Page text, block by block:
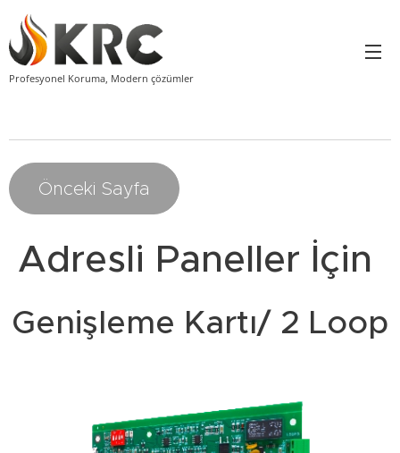
Profesyonel Koruma, Modern çözümler
Önceki Sayfa
Adresli Paneller İçin
Genişleme Kartı/ 2 Loop